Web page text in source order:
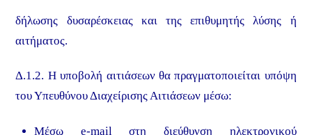
δήλωσης δυσαρέσκειας και της επιθυμητής λύσης ή
αιτήματος.
Δ.1.2. Η υποβολή αιτιάσεων θα πραγματοποιείται υπόψη
του Υπευθύνου Διαχείρισης Αιτιάσεων μέσω:
Μέσω e-mail στη διεύθυνση ηλεκτρονικού